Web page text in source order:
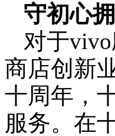
守初心
对于
商店创新
十周年，
服务。在